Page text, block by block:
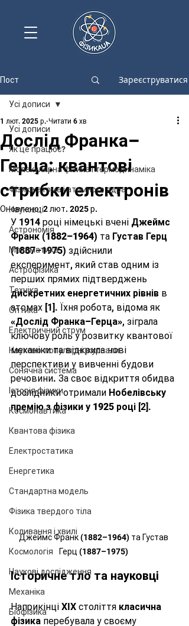
Пост Зареєструватися
Усі дописи
Як це працює?
Молекулярна фізика і термодинаміка
Фізика атома і атомного ядра
Науковці
Астрономія
Математика
Астрофізика
Техніка
Оптика
Електричний струм
Науково-популярні журнали
Сонячна система
Історія фізики
Космонавтика
Квантова фізика
Електростатика
Енергетика
Стандартна модель
Фізика твердого тіла
Коливання і хвилі
Космологія
Наукові дослідження
Механіка
Біофізика
Усі дописи
Дослід Франка–
Герца: квантові
стрибки електронів
1 лют. 2025 р. Читати 6 хв
Оновлено:2 лют. 2025 р.
У 1914 році німецькі вчені Джеймс
Франк (1882–1964) та Густав Герц
(1887–1975) здійснили
експеримент, який став одним із
перших прямих підтверджень
дискретних енергетичних рівнів в
атомах [1]. Їхня робота, відома як
«Дослід Франка–Герца», зіграла
ключову роль у розвитку квантової
механіки та відкрила нові
перспективи у вивченні будови
речовини. За своє відкриття обидва
дослідники отримали Нобелівську
премію з фізики у 1925 році [2].
Джеймс Франк (1882–1964) та Густав
Герц (1887–1975)
Історичне тло та науковці
Наприкінці XIX століття класична
фізика перебувала у своєму